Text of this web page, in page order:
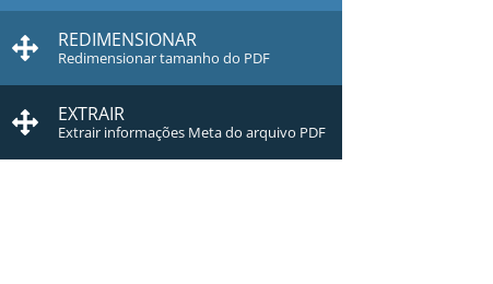
REDIMENSIONAR
Redimensionar tamanho do PDF
EXTRAIR
Extrair informações Meta do arquivo PDF